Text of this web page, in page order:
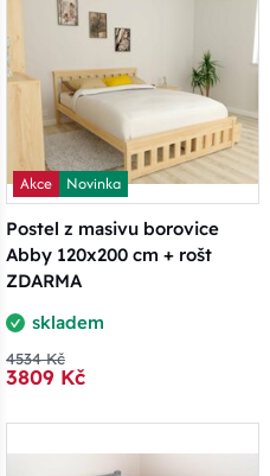
Akce
Novinka
Postel z masivu borovice
Abby 120x200 cm + rošt
ZDARMA
skladem
4534 Kč
3809 Kč